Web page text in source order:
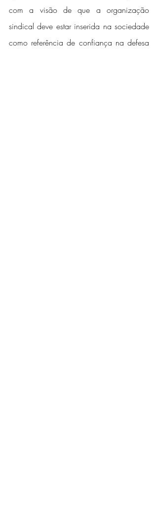
com a visão de que a organização
sindical deve estar inserida na sociedade
como referência de confiança na defesa